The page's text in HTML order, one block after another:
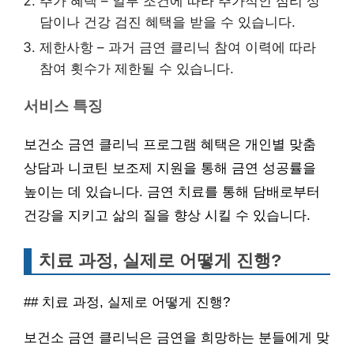
담이나 건강 검진 혜택을 받을 수 있습니다.
제한사항 – 과거 금연 클리닉 참여 이력에 따라
참여 횟수가 제한될 수 있습니다.
서비스 특징
보건소 금연 클리닉 프로그램 혜택은 개인별 맞춤
상담과 니코틴 보조제 지원을 통해 금연 성공률을
높이는 데 있습니다. 금연 치료를 통해 담배로부터
건강을 지키고 삶의 질을 향상 시킬 수 있습니다.
치료 과정, 실제로 어떻게 진행?
## 치료 과정, 실제로 어떻게 진행?
보건소 금연 클리닉은 금연을 희망하는 분들에게 맞